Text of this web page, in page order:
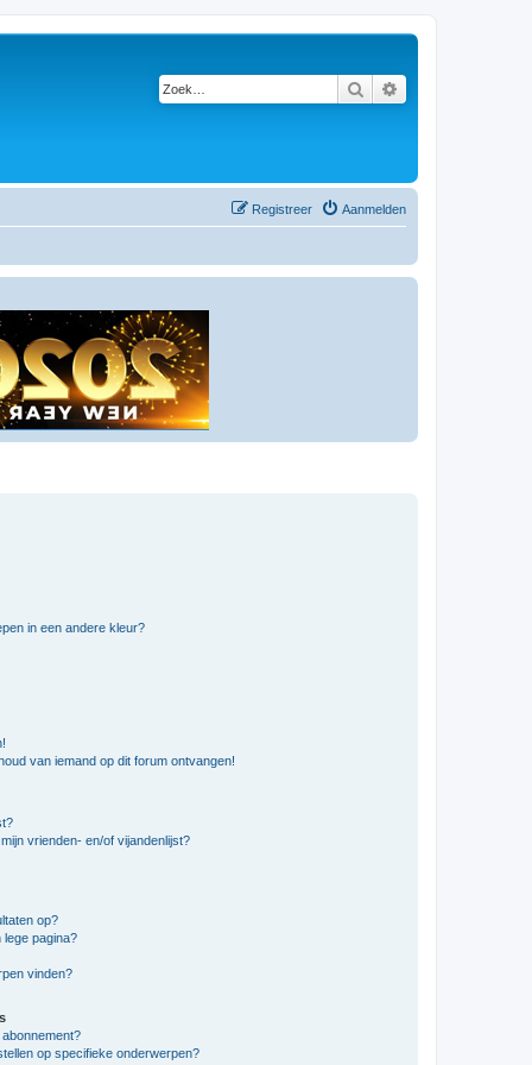
Zoek
Aanmelden
Registreer
in een andere kleur?
van iemand op dit forum ontvangen!
vrienden- en/of vijandenlijst?
op?
pagina?
vinden?
op specifieke onderwerpen?